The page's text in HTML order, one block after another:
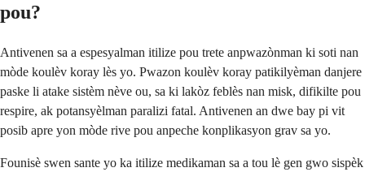
pou?
Antivenen sa a espesyalman itilize pou trete anpwazònman ki soti nan
mòde koulèv koray lès yo. Pwazon koulèv koray patikilyèman danjere
paske li atake sistèm nève ou, sa ki lakòz feblès nan misk, difikilte pou
respire, ak potansyèlman paralizi fatal. Antivenen an dwe bay pi vit
posib apre yon mòde rive pou anpeche konplikasyon grav sa yo.
Founisè swen sante yo ka itilize medikaman sa a tou lè gen gwo sispèk